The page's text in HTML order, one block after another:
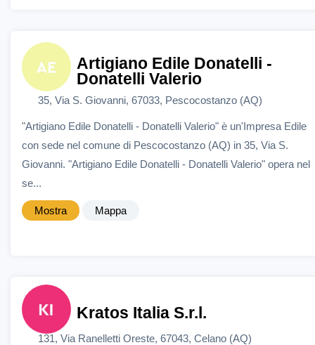
Artigiano Edile Donatelli -
Donatelli Valerio
35, Via S. Giovanni, 67033, Pescocostanzo (AQ)
"Artigiano Edile Donatelli - Donatelli Valerio" è un'Impresa Edile
con sede nel comune di Pescocostanzo (AQ) in 35, Via S.
Giovanni. "Artigiano Edile Donatelli - Donatelli Valerio" opera nel
se...
Mostra Mappa
Kratos Italia S.r.l.
131, Via Ranelletti Oreste, 67043, Celano (AQ)